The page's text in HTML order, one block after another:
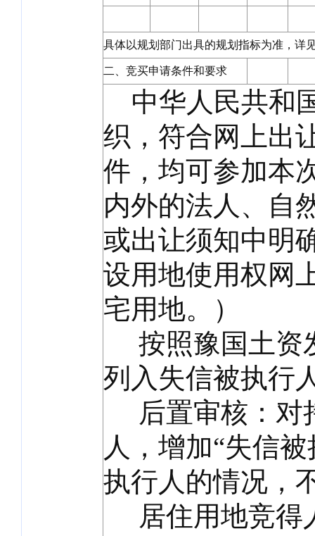
具体以规划部门出具的规划指标为准，详
二、竞买申请条件和要求
中华人民共和
织，符合网上出
件，均可参加本
内外的法人、自
或出让须知中明
设用地使用权网
宅用地。）
按照豫国土资
列入失信被执行
后置审核：对
人，增加“失信
执行人的情况，
居住用地竞得